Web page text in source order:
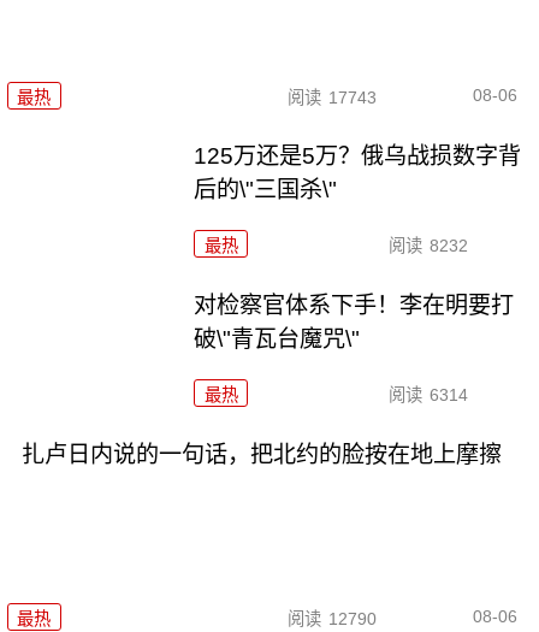
最热 阅读 17743 08-06
125万还是5万？俄乌战损数字背
后的\"三国杀\"
最热 阅读 8232
对检察官体系下手！李在明要打
破\"青瓦台魔咒\"
最热 阅读 6314
扎卢日内说的一句话，把北约的脸按在地上摩擦
最热 阅读 12790 08-06